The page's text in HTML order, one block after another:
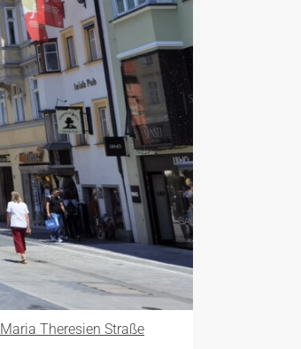
Maria Theresien Straße